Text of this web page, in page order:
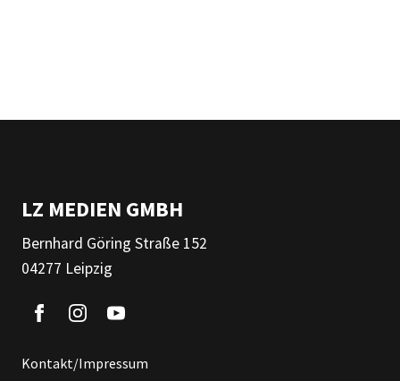
LZ MEDIEN GMBH
Bernhard Göring Straße 152
04277 Leipzig
Kontakt/Impressum